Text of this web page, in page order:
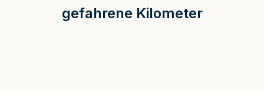
gefahrene Kilometer